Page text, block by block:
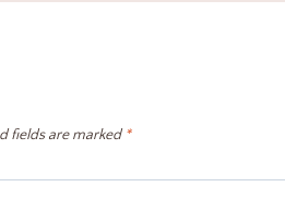
fields are marked*